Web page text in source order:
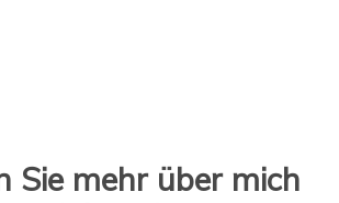
Sie mehr über mich